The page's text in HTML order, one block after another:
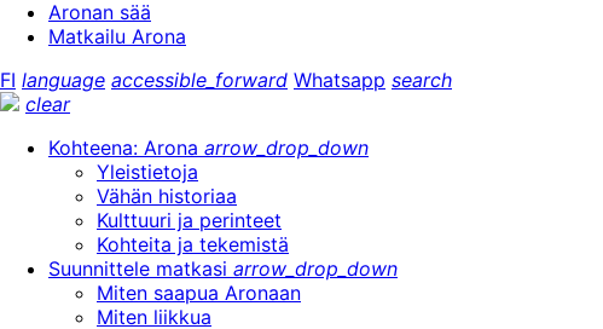
Aronan sää
Matkailu Arona
FI language accessible_forward Whatsapp search
clear
Kohteena: Arona arrow_drop_down
Yleistietoja
Vähän historiaa
Kulttuuri ja perinteet
Kohteita ja tekemistä
Suunnittele matkasi arrow_drop_down
Miten saapua Aronaan
Miten liikkua